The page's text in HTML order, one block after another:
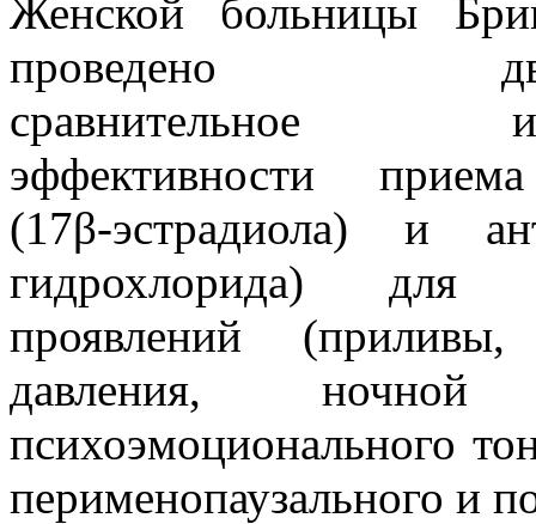
Женской больницы
проведено
сравнительное
эффективности
(17β-эстрадиола) и
гидрохлорида) для
проявлений (приливы,
давления, ночной
психоэмоционального
перименопаузального и